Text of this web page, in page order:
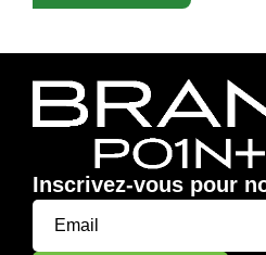
Inscrivez-vous pour